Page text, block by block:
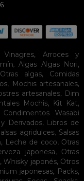
, Arroces y
, Algas Algas Nori,
Otras algas, Comidas
, Mochis artesanales,
artesanales, Dim
Mochis, Kit Kat,
Wasabi
y Derivados, Libros de
agridulces, Salsas
, Leche de coco, Otras
japonesa, Otras
, Whisky japonés, Otros
japonesas, Packs,